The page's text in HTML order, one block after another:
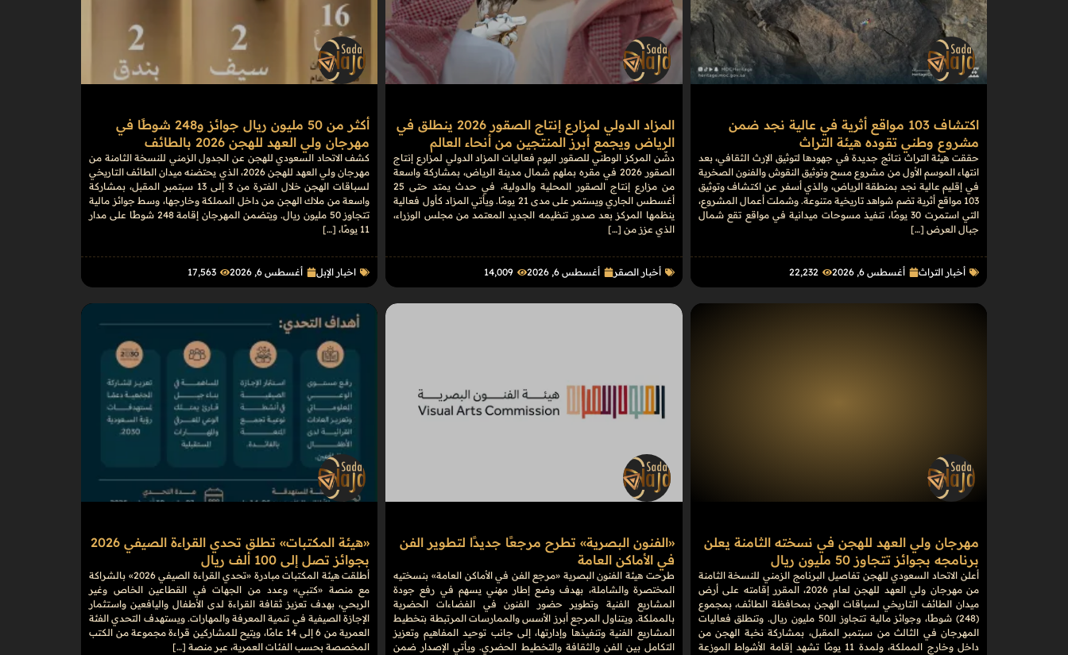
اكتشاف 103 مواقع أثرية في عالية نجد ضمن
مشروع وطني تقوده هيئة التراث
حققت هيئة التراث نتائج جديدة في جهودها لتوثيق الإرث الثقافي، بعد
انتهاء الموسم الأول من مشروع مسح وتوثيق النقوش والفنون الصخرية
في إقليم عالية نجد بمنطقة الرياض، والذي أسفر عن اكتشاف وتوثيق
103 مواقع أثرية تضم شواهد تاريخية متنوعة. وشملت أعمال المشروع،
التي استمرت 30 يومًا، تنفيذ مسوحات ميدانية في مواقع تقع شمال
جبال العرض […]
أخبار التراث أغسطس 6, 2026 22٬232
المزاد الدولي لمزارع إنتاج الصقور 2026 ينطلق في
الرياض ويجمع أبرز المنتجين من أنحاء العالم
دشّن المركز الوطني للصقور اليوم فعاليات المزاد الدولي لمزارع إنتاج
الصقور 2026 في مقره بملهم شمال مدينة الرياض، بمشاركة واسعة
من مزارع إنتاج الصقور المحلية والدولية، في حدث يمتد حتى 25
أغسطس الجاري ويستمر على مدى 21 يومًا. ويأتي المزاد كأول فعالية
ينظمها المركز بعد صدور تنظيمه الجديد المعتمد من مجلس الوزراء،
الذي عزز من […]
أخبار الصقر أغسطس 6, 2026 14٬009
أكثر من 50 مليون ريال جوائز و248 شوطًا في
مهرجان ولي العهد للهجن 2026 بالطائف
كشف الاتحاد السعودي للهجن عن الجدول الزمني للنسخة الثامنة من
مهرجان ولي العهد للهجن 2026، الذي يحتضنه ميدان الطائف التاريخي
لسباقات الهجن خلال الفترة من 3 إلى 13 سبتمبر المقبل، بمشاركة
واسعة من ملاك الهجن من داخل المملكة وخارجها، وسط جوائز مالية
تتجاوز 50 مليون ريال. ويتضمن المهرجان إقامة 248 شوطًا على مدار
11 يومًا، […]
اخبار الإبل أغسطس 6, 2026 17٬563
مهرجان ولي العهد للهجن في نسخته الثامنة يعلن
برنامجه بجوائز تتجاوز 50 مليون ريال
أعلن الاتحاد السعودي للهجن تفاصيل البرنامج الزمني للنسخة الثامنة
من مهرجان ولي العهد للهجن لعام 2026، المقرر إقامته على أرض
ميدان الطائف التاريخي لسباقات الهجن بمحافظة الطائف، بمجموع
(248) شوطًا، وجوائز مالية تتجاوز الـ50 مليون ريال. وتنطلق فعاليات
المهرجان في الثالث من سبتمبر المقبل، بمشاركة نخبة الهجن من
داخل وخارج المملكة، ولمدة 11 يومًا تشهد إقامة الأشواط الموزعة
«الفنون البصرية» تطرح مرجعًا جديدًا لتطوير الفن
في الأماكن العامة
طرحت هيئة الفنون البصرية «مرجع الفن في الأماكن العامة» بنسختيه
المختصرة والشاملة، بهدف وضع إطار مهني يسهم في رفع جودة
المشاريع الفنية وتطوير حضور الفنون في الفضاءات الحضرية
بالمملكة. ويتناول المرجع أبرز الأسس والممارسات المرتبطة بتخطيط
المشاريع الفنية وتنفيذها وإدارتها، إلى جانب توحيد المفاهيم وتعزيز
التكامل بين الفن والثقافة والتخطيط الحضري. ويأتي الإصدار ضمن
«هيئة المكتبات» تطلق تحدي القراءة الصيفي 2026
بجوائز تصل إلى 100 ألف ريال
أطلقت هيئة المكتبات مبادرة «تحدي القراءة الصيفي 2026» بالشراكة
مع منصة «كتبي» وعدد من الجهات في القطاعين الخاص وغير
الربحي، بهدف تعزيز ثقافة القراءة لدى الأطفال واليافعين واستثمار
الإجازة الصيفية في تنمية المعرفة والمهارات. ويستهدف التحدي الفئة
العمرية من 6 إلى 14 عامًا، ويتيح للمشاركين قراءة مجموعة من الكتب
المخصصة بحسب الفئات العمرية، عبر منصة […]